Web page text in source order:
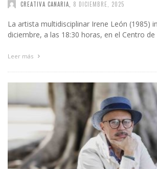
CREATIVA CANARIA 8 DICIEMBRE, 2025
La artista multidisciplinar Irene León (1985)
diciembre, a las 18:30 horas, en el Centro
Leer más